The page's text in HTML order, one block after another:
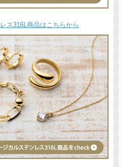
ス316L商品はこちらから